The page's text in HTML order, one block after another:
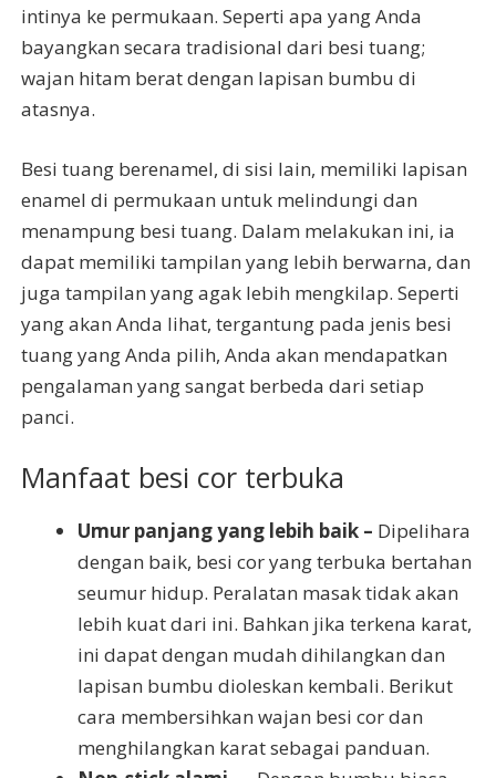
intinya ke permukaan. Seperti apa yang Anda
bayangkan secara tradisional dari besi tuang;
wajan hitam berat dengan lapisan bumbu di
atasnya.
Besi tuang berenamel, di sisi lain, memiliki lapisan
enamel di permukaan untuk melindungi dan
menampung besi tuang. Dalam melakukan ini, ia
dapat memiliki tampilan yang lebih berwarna, dan
juga tampilan yang agak lebih mengkilap. Seperti
yang akan Anda lihat, tergantung pada jenis besi
tuang yang Anda pilih, Anda akan mendapatkan
pengalaman yang sangat berbeda dari setiap
panci.
Manfaat besi cor terbuka
Umur panjang yang lebih baik – Dipelihara
dengan baik, besi cor yang terbuka bertahan
seumur hidup. Peralatan masak tidak akan
lebih kuat dari ini. Bahkan jika terkena karat,
ini dapat dengan mudah dihilangkan dan
lapisan bumbu dioleskan kembali. Berikut
cara membersihkan wajan besi cor dan
menghilangkan karat sebagai panduan.